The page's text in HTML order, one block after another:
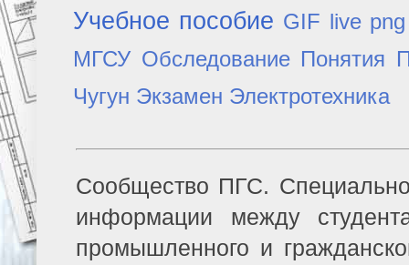
Учебное пособие GIF live png
МГСУ Обследование Понятия
Чугун Экзамен Электротехника
Сообщество ПГС.
информации между
промышленного и